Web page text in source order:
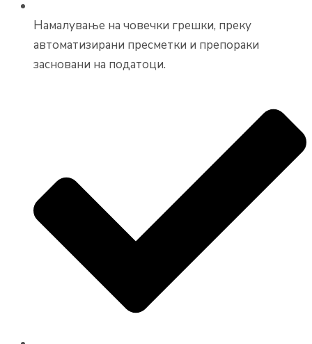
Намалување на човечки грешки, преку
автоматизирани пресметки и препораки
засновани на податоци.